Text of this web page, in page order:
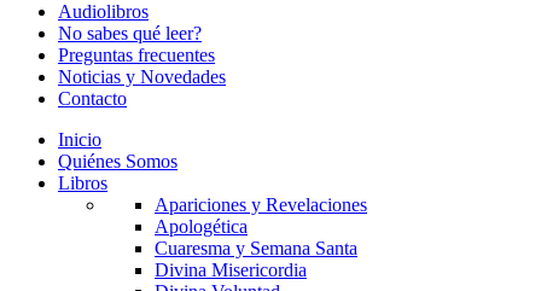
Audiolibros
No sabes qué leer?
Preguntas frecuentes
Noticias y Novedades
Contacto
Inicio
Quiénes Somos
Libros
Apariciones y Revelaciones
Apologética
Cuaresma y Semana Santa
Divina Misericordia